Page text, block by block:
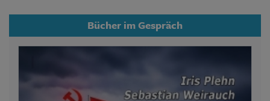
Bücher im Gespräch